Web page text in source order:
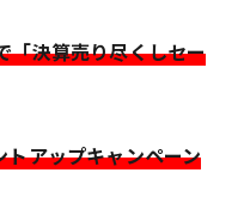
「決算売り尽くしセー
アップキャンペーン